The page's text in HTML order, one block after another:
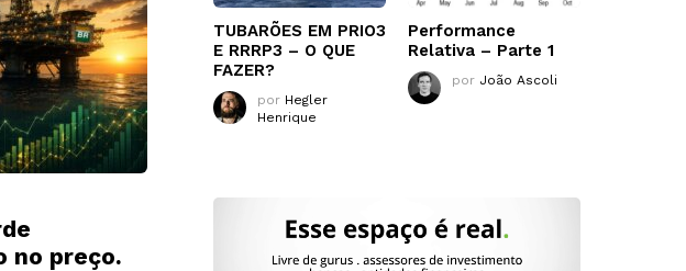
no preço.
TUBARÕES EM PRIO3
E RRRP3 – O QUE
FAZER?
por Hegler
Henrique
Performance
Relativa – Parte 1
por João Ascoli